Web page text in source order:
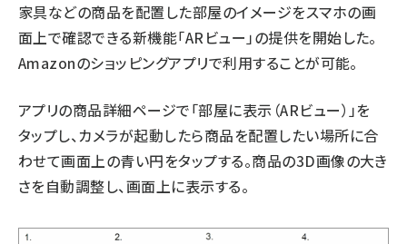
家具などの商品を配置した部屋のイメージをスマホの画
面上で確認できる新機能「ARビュー」の提供を開始した。
Amazonのショッピングアプリで利用することが可能。
アプリの商品詳細ページで「部屋に表示（ARビュー）」を
タップし、カメラが起動したら商品を配置したい場所に合
わせて画面上の青い円をタップする。商品の3D画像の大き
さを自動調整し、画面上に表示する。